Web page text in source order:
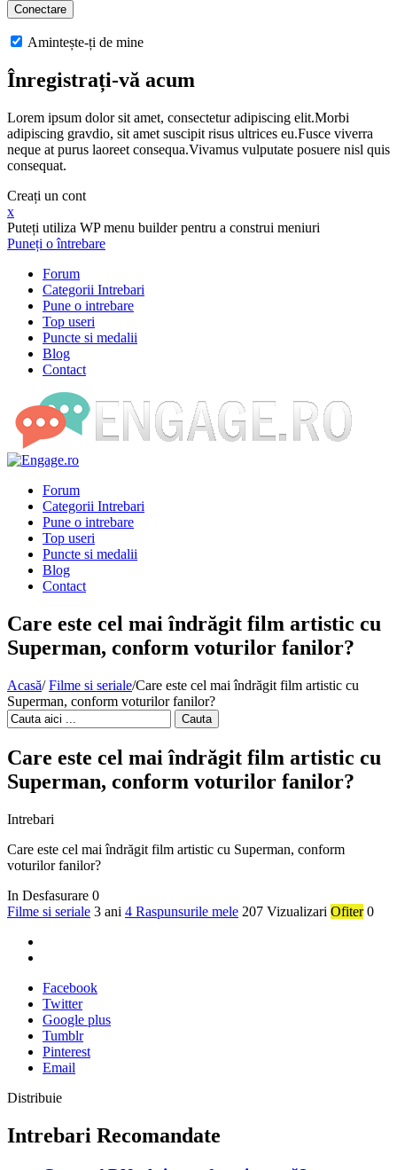
Amintește-ți de mine
Înregistrați-vă acum
Lorem ipsum dolor sit amet, consectetur adipiscing elit.Morbi
adipiscing gravdio, sit amet suscipit risus ultrices eu.Fusce viverra
neque at purus laoreet consequa.Vivamus vulputate posuere nisl quis
consequat.
Creați un cont
x
Puteți utiliza WP menu builder pentru a construi meniuri
Puneți o întrebare
Forum
Categorii Intrebari
Pune o intrebare
Top useri
Puncte si medalii
Blog
Contact
Forum
Categorii Intrebari
Pune o intrebare
Top useri
Puncte si medalii
Blog
Contact
Care este cel mai îndrăgit film artistic cu
Superman, conform voturilor fanilor?
Acasă/ Filme si seriale/Care este cel mai îndrăgit film artistic cu
Superman, conform voturilor fanilor?
Cauta
Care este cel mai îndrăgit film artistic cu
Superman, conform voturilor fanilor?
Intrebari
Care este cel mai îndrăgit film artistic cu Superman, conform
voturilor fanilor?
In Desfasurare 0
Filme si seriale 3 ani 4 Raspunsurile mele 207 Vizualizari Ofiter 0
Facebook
Twitter
Google plus
Tumblr
Pinterest
Email
Distribuie
Intrebari Recomandate